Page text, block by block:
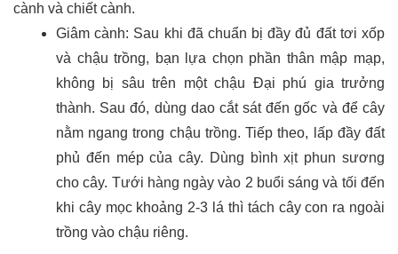
cành và chiết cành.
Giâm cành: Sau khi đã chuẩn bị đầy đủ đất tơi xốp
và chậu trồng, bạn lựa chọn phần thân mập mạp,
không bị sâu trên một chậu Đại phú gia trưởng
thành. Sau đó, dùng dao cắt sát đến gốc và để cây
nằm ngang trong chậu trồng. Tiếp theo, lấp đầy đất
phủ đến mép của cây. Dùng bình xịt phun sương
cho cây. Tưới hàng ngày vào 2 buổi sáng và tối đến
khi cây mọc khoảng 2-3 lá thì tách cây con ra ngoài
trồng vào chậu riêng.